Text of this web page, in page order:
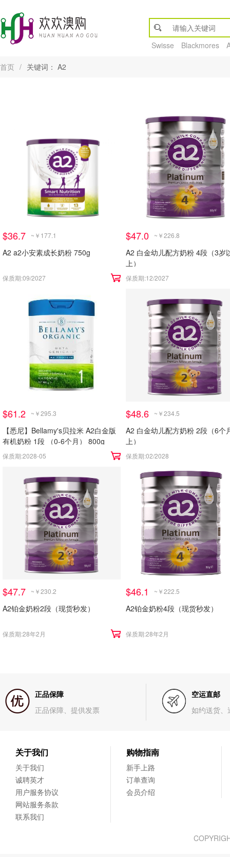
Swisse Blackmores
首页 / 关键词： A2
$36.7 ~￥177.1
A2 a2小安素成长奶粉 750g
保质期:09/2027
$47.0 ~￥226.8
A2 白金幼儿配方奶粉 4段（3岁
上）
保质期:12/2027
$61.2 ~￥295.3
【悉尼】Bellamy's贝拉米 A2白金版
有机奶粉 1段 （0-6个月） 800g
保质期:2028-05
$48.6 ~￥234.5
A2 白金幼儿配方奶粉 2段（6个
上）
保质期:02/2028
$47.7 ~￥230.2
A2铂金奶粉2段（现货秒发）
保质期:28年2月
$46.1 ~￥222.5
A2铂金奶粉4段（现货秒发）
保质期:28年2月
正品保障
正品保障、提供发票
空运直邮
如约送货、
关于我们
关于我们
诚聘英才
用户服务协议
网站服务条款
联系我们
购物指南
新手上路
订单查询
会员介绍